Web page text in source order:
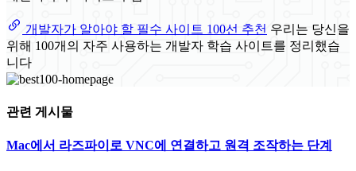
개발자가 알아야 할 필수 사이트 100선 추천 우리는 당신을
위해 100개의 자주 사용하는 개발자 학습 사이트를 정리했습
니다
관련 게시물
Mac에서 라즈파이로 VNC에 연결하고 원격 조작하는 단계